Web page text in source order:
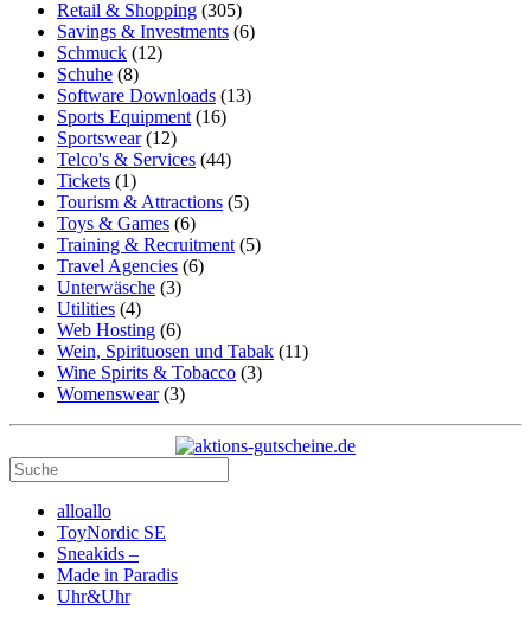
Retail & Shopping (305)
Savings & Investments (6)
Schmuck (12)
Schuhe (8)
Software Downloads (13)
Sports Equipment (16)
Sportswear(12)
Telco's & Services (44)
Tickets (1)
Tourism & Attractions (5)
Toys & Games (6)
Training & Recruitment (5)
Travel Agencies (6)
Unterwäsche (3)
Utilities (4)
Web Hosting (6)
Wein, Spirituosen und Tabak (11)
Wine Spirits & Tobacco (3)
Womenswear(3)
alloallo
ToyNordic SE
Sneakids –
Made in Paradis
Uhr&Uhr